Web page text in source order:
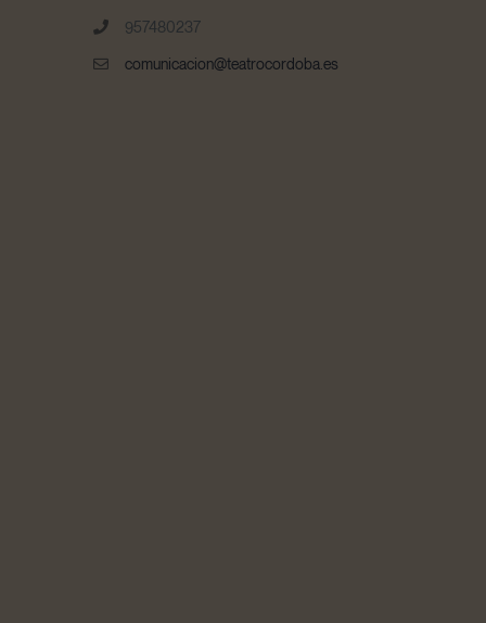
957480237
comunicacion@teatrocordoba.es